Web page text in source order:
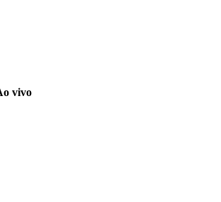
vivo